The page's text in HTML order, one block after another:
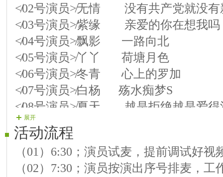
≮02号演员≯无情 没有共产党就没有
≮03号演员≯紫缘 亲爱的你在想我吗
≮04号演员≯飘影 一路向北
≮05号演员≯丫丫 荷塘月色
≮06号演员≯冬青 心上的罗加
≮07号演员≯白杨 殇水痴梦S
≮08号演员≯夏天 越是拒绝越是爱得
≮09号演员≯情歌 快乐老家
≮10号演员≯龙女 映山红
中场舞
春天 夏天 秋天
展开
活动流程
（01）6:30；演员试麦，提前调试好视
（02）7:30；演员按演出序号排麦，